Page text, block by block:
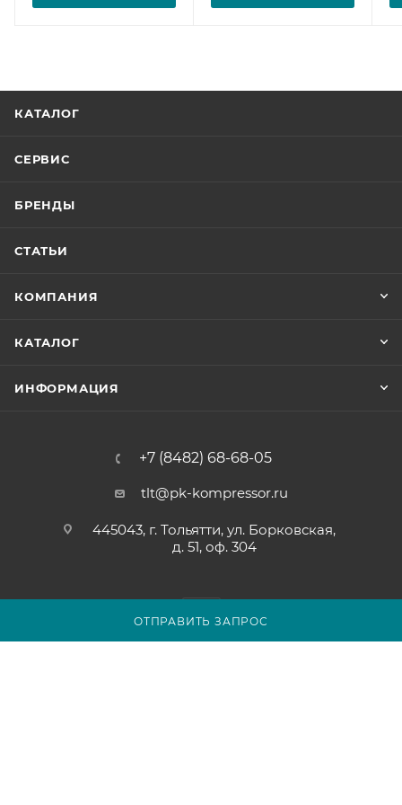
ОТПРАВИТЬ ЗАПРОС
КАТАЛОГ
СЕРВИС
БРЕНДЫ
СТАТЬИ
КОМПАНИЯ
КАТАЛОГ
ИНФОРМАЦИЯ
+7 (8482) 68-68-05
tlt@pk-kompressor.ru
445043, г. Тольятти, ул. Борковская,
д. 51, оф. 304